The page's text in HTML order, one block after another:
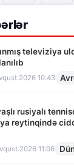
televiziya
10:43
rusiyalı
reytinqində
11:06